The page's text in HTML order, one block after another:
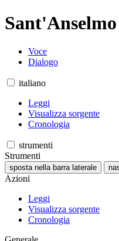
Voce
Dialogo
italiano
Leggi
Visualizza sorgente
Cronologia
strumenti
Strumenti
sposta nella barra laterale
Azioni
Leggi
Visualizza sorgente
Cronologia